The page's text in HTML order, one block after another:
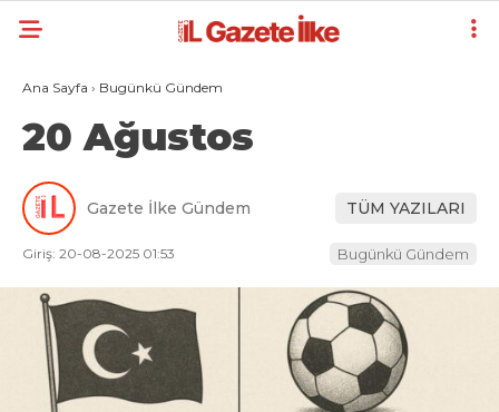
Ana Sayfa › Bugünkü Gündem
20 Ağustos
Gazete İlke Gündem TÜM YAZILARI
Giriş: 20-08-2025 01:53 Bugünkü Gündem